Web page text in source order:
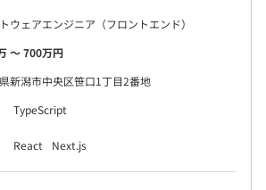
ウェアエンジニア（フロントエンド）
〜 700万円
新潟市中央区笹口1丁目2番地
TypeScript
React Next.js